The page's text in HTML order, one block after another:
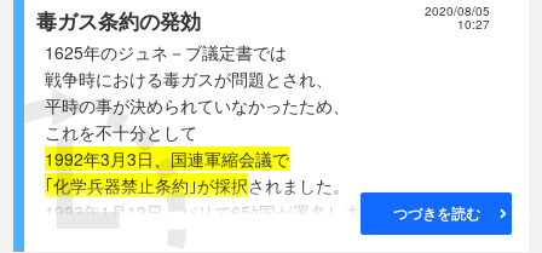
毒ガス条約の発効 2020/08/05
10:27
1625年のジュネ－ブ議定書では
戦争時における毒ガスが問題とされ、
平時の事が決められていなかったため、
これを不十分として
1992年3月3日、国連軍縮会議で
｢化学兵器禁止条約｣が採択されました。
1993年1月13日、パリで65ｹ国が署名しました。
条約は1997年4月29日に効力を発生しました。
つづきを読む